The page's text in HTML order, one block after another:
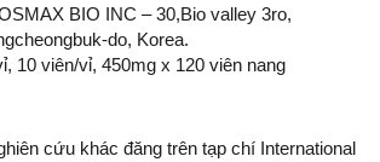
BIO INC – 30,Bio valley 3ro,
do, Korea.
10 viên/vỉ, 450mg x 120 viên nang
cứu khác đăng trên tạp chí International